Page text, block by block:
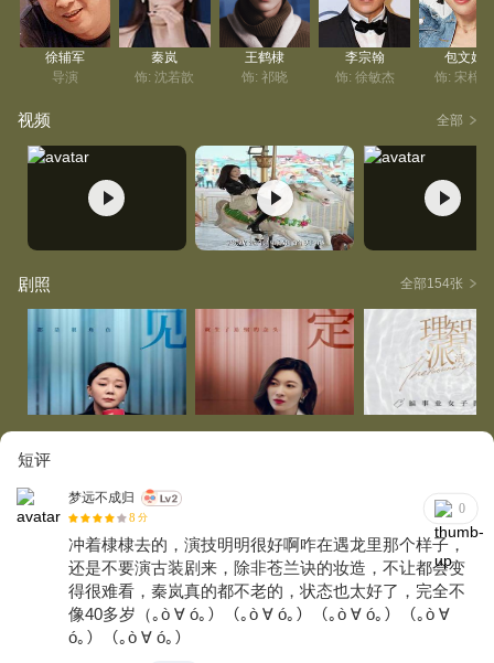
徐辅军
导演
秦岚
饰: 沈若歆
王鹤棣
饰: 祁晓
李宗翰
饰: 徐敏杰
包文婧
饰: 宋梓妍
视频 全部
剧照 全部154张
短评
梦远不成归
8 分
0
冲着棣棣去的，演技明明很好啊咋在遇龙里那个样子，
还是不要演古装剧来，除非苍兰诀的妆造，不让都会变
得很难看，秦岚真的都不老的，状态也太好了，完全不
像40多岁（｡ò ∀ ó｡）（｡ò ∀ ó｡）（｡ò ∀ ó｡）（｡ò ∀
ó｡）（｡ò ∀ ó｡）